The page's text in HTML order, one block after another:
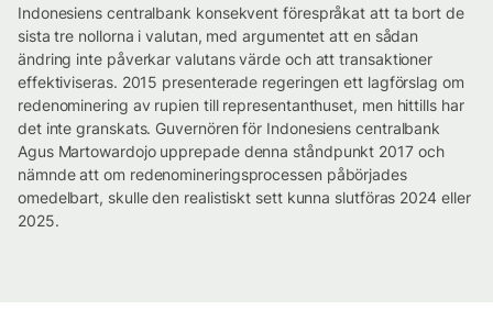
Indonesiens centralbank konsekvent förespråkat att ta bort de
sista tre nollorna i valutan, med argumentet att en sådan
ändring inte påverkar valutans värde och att transaktioner
effektiviseras. 2015 presenterade regeringen ett lagförslag om
redenominering av rupien till representanthuset, men hittills har
det inte granskats. Guvernören för Indonesiens centralbank
Agus Martowardojo upprepade denna ståndpunkt 2017 och
nämnde att om redenomineringsprocessen påbörjades
omedelbart, skulle den realistiskt sett kunna slutföras 2024 eller
2025.